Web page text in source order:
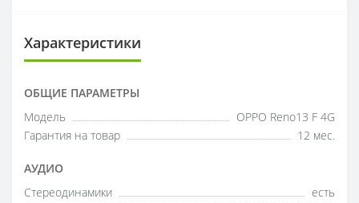
Характеристики
ОБЩИЕ ПАРАМЕТРЫ
Модель
OPPO Reno13 F 4G
Гарантия на товар
12 мес.
АУДИО
Стереодинамики
есть